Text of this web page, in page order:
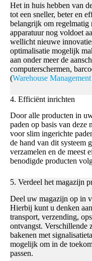
Het in huis hebben van
tot een sneller, beter en
belangrijk om regelmatig
apparatuur nog voldoet
wellicht nieuwe
optimalisatie mogelijk
aan onder meer de
computerschermen,
(Warehouse
4. Efficiënt inrichten
Door alle producten in
paden op basis van deze
voor slim ingerichte
de hand van dit systeem
verzamelen en de meest
benodigde producten
5. Verdeel het magazijn
Deel uw magazijn op in
Hierbij kunt u denken
transport, verzending,
ontvangst. Verschillende
bakenen met
mogelijk om in de
passen.